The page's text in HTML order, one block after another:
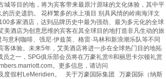
等目的地，将为宾客带来最原汁原味的文化体验，其中平
历史遗韵。 花样繁多的水上项目 别具风情的岭南海洋文
多家酒店，达到品牌历史中最为强劲、最为多元化的全球
酒店为创意思维的宾客在其全球目的地打造非凡生动的旅
意利咖啡、强尼·伊兹英、格雷·马林和新浪潮乐队等不同
体验。未来5年，艾美酒店将进一步在全球热门目的地拓
之一，SPG俱乐部会员将在万豪礼赏®和丽思卡尔顿礼赏
。更多信息，请访问
度假村LeMeridien。 关于万豪国际集团 万豪国际（纳斯